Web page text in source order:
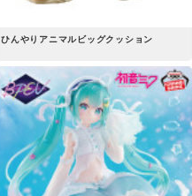
ひんやりアニマルビッグクッション